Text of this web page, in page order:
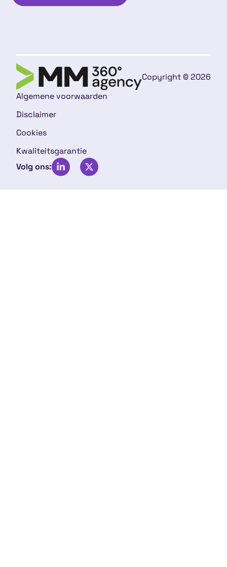
Copyright © 2026
Algemene voorwaarden
Disclaimer
Cookies
Kwaliteitsgarantie
Volg ons: